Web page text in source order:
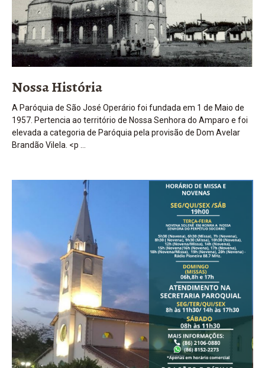
Nossa História
A Paróquia de São José Operário foi fundada em 1 de Maio de
1957. Pertencia ao território de Nossa Senhora do Amparo e foi
elevada a categoria de Paróquia pela provisão de Dom Avelar
Brandão Vilela. <p …